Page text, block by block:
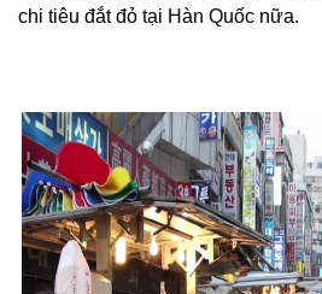
chi tiêu đắt đỏ tại Hàn Quốc nữa.